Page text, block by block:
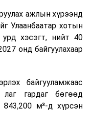
хангах зэрэг
хөтөлбөрт тусгажээ.
асуулт-хариулт,
ажиллах дасгал,
дадлага зэрэг
зохион байгуулж
ажлын хүрээнд
Улаанбаатар хотын
хэсэгт, нийт 40
онд байгуулахаар
байгууламжаас
гардаг бөгөөд
843,200 м³-д хүрсэн